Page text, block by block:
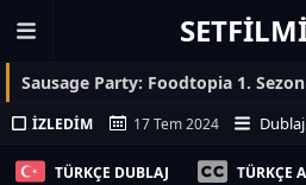
Sausage Party: Foodtopia 1.
İZLEDIM 17 Tem 2024
TÜRKÇE DUBLAJ TÜRKÇE